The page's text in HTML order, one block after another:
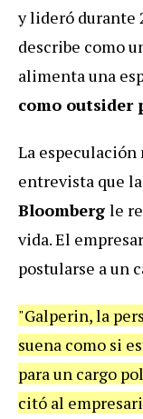
y lideró durante
describe como
alimenta una
como outsider
La especulación
entrevista que
Bloomberg le
vida. El
postularse a un
"Galperin, la
suena como si
para un cargo
citó al